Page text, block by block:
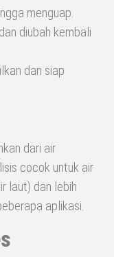
menguap.
diubah kembali
dan siap
dari air
cocok untuk air
laut) dan lebih
aplikasi.